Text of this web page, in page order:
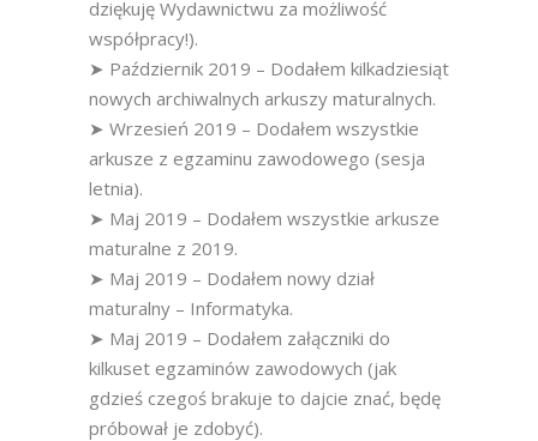
dziękuję Wydawnictwu za możliwość
współpracy!).
➤ Październik 2019 – Dodałem kilkadziesiąt
nowych archiwalnych arkuszy maturalnych.
➤ Wrzesień 2019 – Dodałem wszystkie
arkusze z egzaminu zawodowego (sesja
letnia).
➤ Maj 2019 – Dodałem wszystkie arkusze
maturalne z 2019.
➤ Maj 2019 – Dodałem nowy dział
maturalny – Informatyka.
➤ Maj 2019 – Dodałem załączniki do
kilkuset egzaminów zawodowych (jak
gdzieś czegoś brakuje to dajcie znać, będę
próbował je zdobyć).